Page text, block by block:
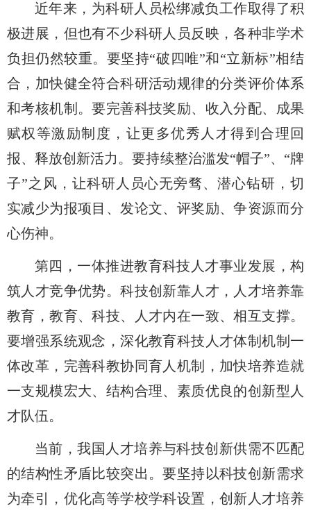
近年来，为科研人员松绑减负工作取得了积
极进展，但也有不少科研人员反映，各种非学术
负担仍然较重。要坚持“破四唯”和“立新标”相结
合，加快健全符合科研活动规律的分类评价体系
和考核机制。要完善科技奖励、收入分配、成果
赋权等激励制度，让更多优秀人才得到合理回
报、释放创新活力。要持续整治滥发“帽子”、“牌
子”之风，让科研人员心无旁骛、潜心钻研，切
实减少为报项目、发论文、评奖励、争资源而分
心伤神。
第四，一体推进教育科技人才事业发展，构
筑人才竞争优势。科技创新靠人才，人才培养靠
教育，教育、科技、人才内在一致、相互支撑。
要增强系统观念，深化教育科技人才体制机制一
体改革，完善科教协同育人机制，加快培养造就
一支规模宏大、结构合理、素质优良的创新型人
才队伍。
当前，我国人才培养与科技创新供需不匹配
的结构性矛盾比较突出。要坚持以科技创新需求
为牵引，优化高等学校学科设置，创新人才培养